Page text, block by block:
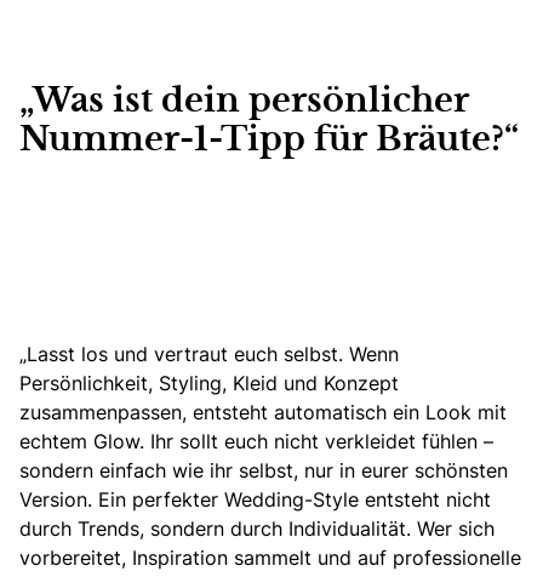
„Was ist dein persönlicher
Nummer-1-Tipp für Bräute?“
„Lasst los und vertraut euch selbst. Wenn
Persönlichkeit, Styling, Kleid und Konzept
zusammenpassen, entsteht automatisch ein Look mit
echtem Glow. Ihr sollt euch nicht verkleidet fühlen –
sondern einfach wie ihr selbst, nur in eurer schönsten
Version. Ein perfekter Wedding-Style entsteht nicht
durch Trends, sondern durch Individualität. Wer sich
vorbereitet, Inspiration sammelt und auf professionelle